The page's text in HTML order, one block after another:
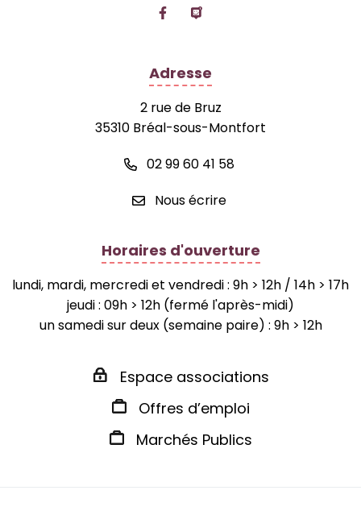
Lien vers le compte Facebook
Lien vers la page
Adresse
2 rue de Bruz
35310 Bréal-sous-Montfort
02 99 60 41 58
Nous écrire
Horaires d'ouverture
lundi, mardi, mercredi et vendredi : 9h > 12h / 14h > 17h
jeudi : 09h > 12h (fermé l'après-midi)
un samedi sur deux (semaine paire) : 9h > 12h
Espace associations
Offres d’emploi
Marchés Publics